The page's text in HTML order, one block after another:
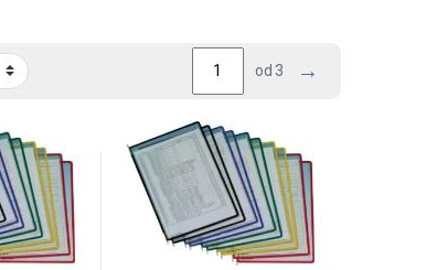
od 3 →